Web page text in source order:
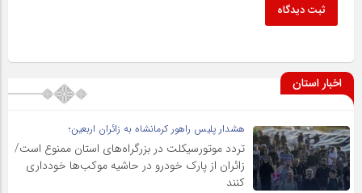
ثبت دیدگاه
اخبار استان
هشدار پلیس راهور کرمانشاه به زائران اربعین؛
تردد موتورسیکلت در بزرگراه‌های استان ممنوع است/
زائران از پارک خودرو در حاشیه موکب‌ها خودداری
کنند